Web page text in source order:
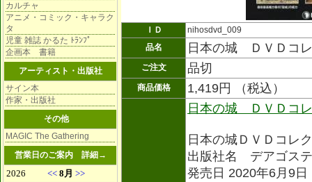
カルチャ
アニメ・コミック・キャラク
タ
児童 雑誌 かるた ﾄﾗﾝﾌﾟ
企画本 書籍
アーティスト・出版社
サイン本
作家・出版社
その他
MAGIC The Gathering
営業日のご案内 詳細→
ＩＤ
nihosdvd_009
品名
日本の城 ＤＶＤコ
ご注文 品切
商品価格 1,419円 （税込）
日本の城 ＤＶＤコ
日本の城ＤＶＤコレ
出版社名 デアゴス
発売日 2020年6月9日